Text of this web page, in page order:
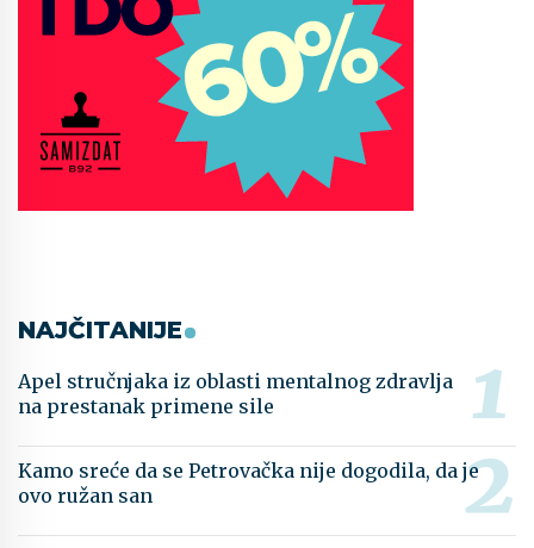
NAJČITANIJE
Apel stručnjaka iz oblasti mentalnog zdravlja
na prestanak primene sile
Kamo sreće da se Petrovačka nije dogodila, da je
ovo ružan san